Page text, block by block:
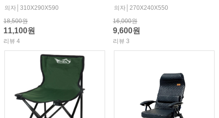
의자│310X290X590
18,500원
11,100원
리뷰 4
의자│270X240X550
16,000원
9,600원
리뷰 3